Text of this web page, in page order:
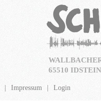
WALLBACHER
65510
Impressum Login